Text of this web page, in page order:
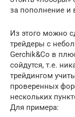
за пополнение и
Из этого можно
трейдеры с
Gerchik&Co в
сойдутся, т.е.
трейдингом
проверенных
нескольких
Для примера: